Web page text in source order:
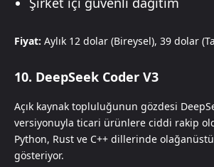
Fiyat: Aylık 12 dolar (Bireysel), 39 dolar
10. DeepSeek Coder V3
Açık kaynak topluluğunun gözdesi
versiyonuyla ticari ürünlere ciddi rakip
Python, Rust ve C++ dillerinde
gösteriyor.